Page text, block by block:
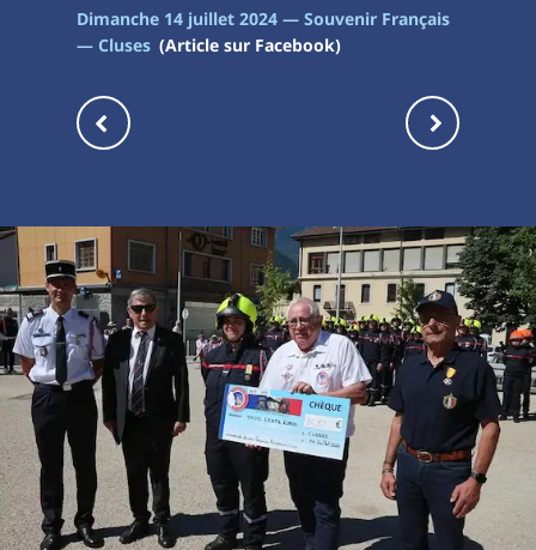
Dimanche 14 juillet 2024 — Souvenir Français
— Cluses (Article sur Facebook)